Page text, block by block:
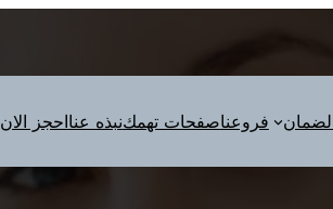
احجز الاننبذه عناصفحات تهمكفروعنا